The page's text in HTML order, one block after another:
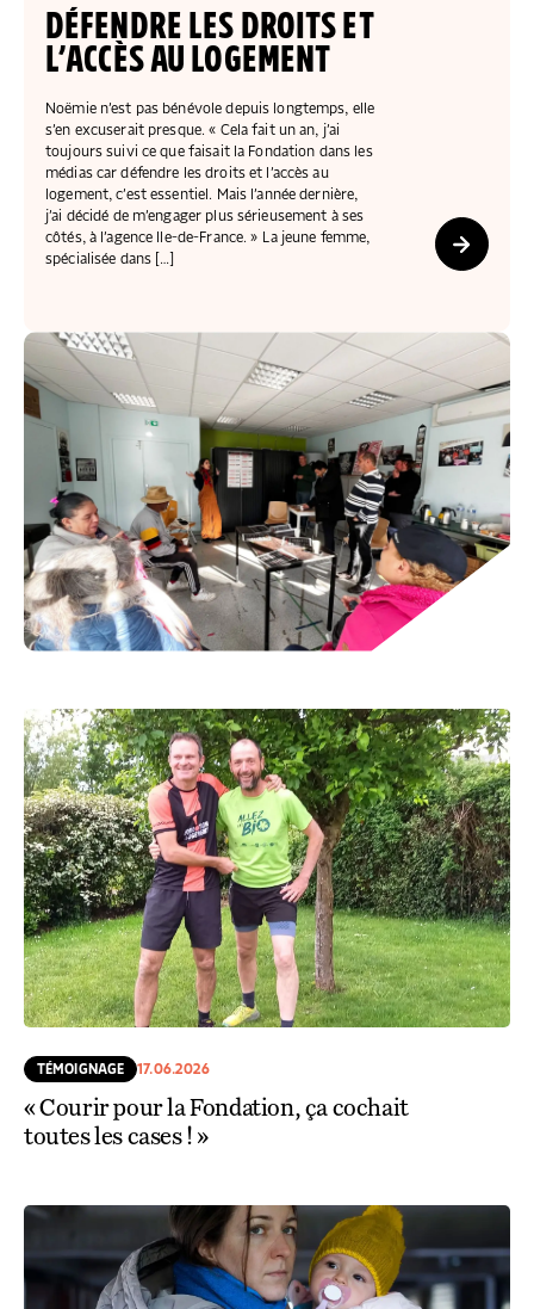
NOS AMIS, PARRAINS ET MARRAINES
NOS FONDATIONS ABRITÉES
NOUS REJOINDRE
ACCUEILLIR, ACCOMPAGNER, LOGER
SOUTENIR L’ENGAGEMENT DES HABITANTS
DONNER LES MOYENS D’AGIR
RAPPORTS SUR L’ÉTAT DU MAL-LOGEMENT
S’ENGAGER AUTREMENT
FAIRE UN DON IFI
PARTENARIATS ENTREPRISES
DÉFENDRE LES DROITS ET
L’ACCÈS AU LOGEMENT
Noëmie n’est pas bénévole depuis longtemps, elle
s’en excuserait presque. « Cela fait un an, j’ai
toujours suivi ce que faisait la Fondation dans les
médias car défendre les droits et l’accès au
logement, c’est essentiel. Mais l’année dernière,
j’ai décidé de m’engager plus sérieusement à ses
côtés, à l’agence Ile-de-France. » La jeune femme,
spécialisée dans […]
TÉMOIGNAGE 17.06.2026
« Courir pour la Fondation, ça cochait
toutes les cases ! »